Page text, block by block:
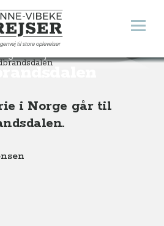
Vibeke Rejser
til store oplevelser
Åbn
det hele i
Norge Hafjell har det hele i Gudbrandsdalen, Norge
i Norge går til